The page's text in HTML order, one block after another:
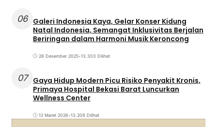
06 Galeri Indonesia Kaya, Gelar Konser Kidung
Natal Indonesia, Semangat Inklusivitas Berjalan
Beriringan dalam Harmoni Musik Keroncong
28 Desember 2025•13.303 Dilihat
07
Gaya Hidup Modern Picu Risiko Penyakit Kronis,
Primaya Hospital Bekasi Barat Luncurkan
Wellness Center
12 Maret 2026•13.209 Dilihat